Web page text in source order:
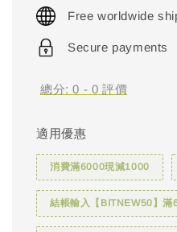
price
Free worldwide
Secure payments
總分:0 - 0 評價
適用優惠
消費滿6000現減1000
結帳輸入【BITNEW50】滿